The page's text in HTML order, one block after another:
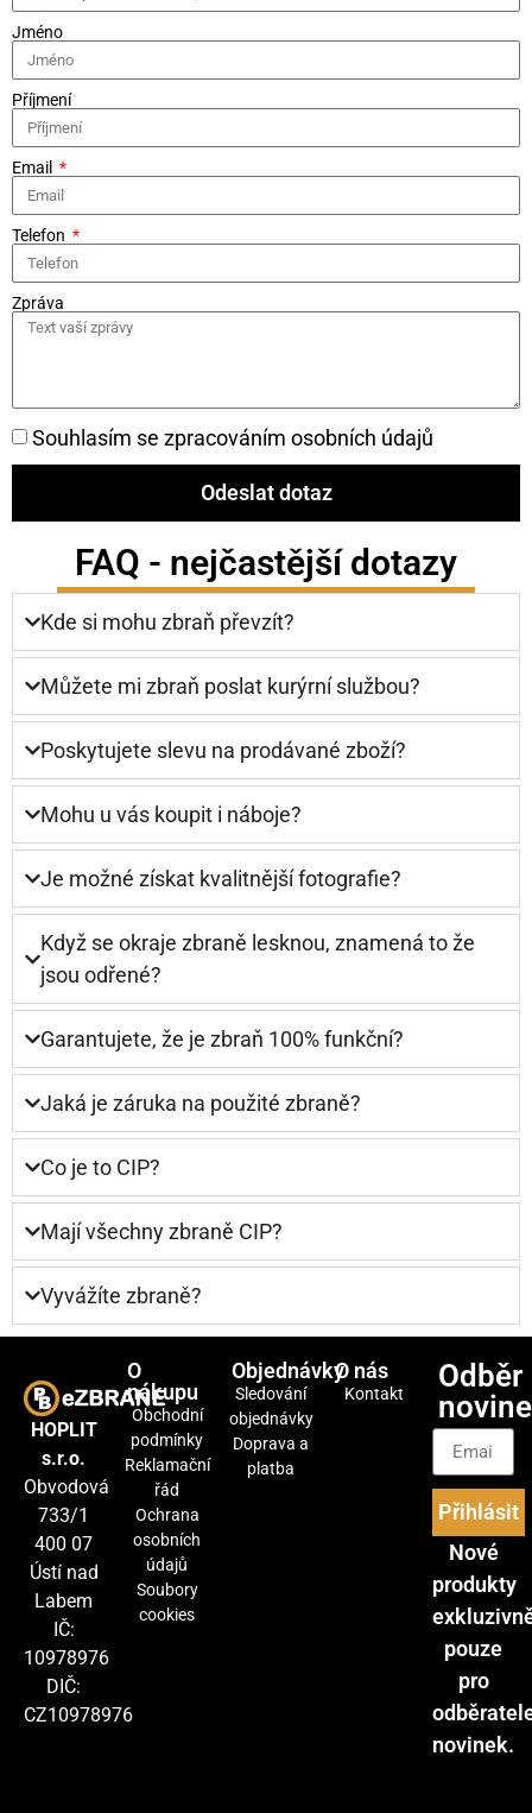
Jméno
Příjmení
Email
Telefon
Zpráva
Souhlasím se zpracováním osobních údajů
Odeslat dotaz
FAQ - nejčastější dotazy
Kde si mohu zbraň převzít?
Můžete mi zbraň poslat kurýrní službou?
Poskytujete slevu na prodávané zboží?
Mohu u vás koupit i náboje?
Je možné získat kvalitnější fotografie?
Když se okraje zbraně lesknou, znamená to že
jsou odřené?
Garantujete, že je zbraň 100% funkční?
Jaká je záruka na použité zbraně?
Co je to CIP?
Mají všechny zbraně CIP?
Vyvážíte zbraně?
HOPLIT
s.r.o.
Obvodová
733/1
400 07
Ústí nad
Labem
IČ:
10978976
DIČ:
CZ10978976
O
nákupu
Obchodní
podmínky
Reklamační
řád
Ochrana
osobních
údajů
Soubory
cookies
Objednávky
Sledování
objednávky
Doprava a
platba
O nás
Kontakt
Odběr
Přihlásit
Nové
produkty
pouze
pro
novinek.